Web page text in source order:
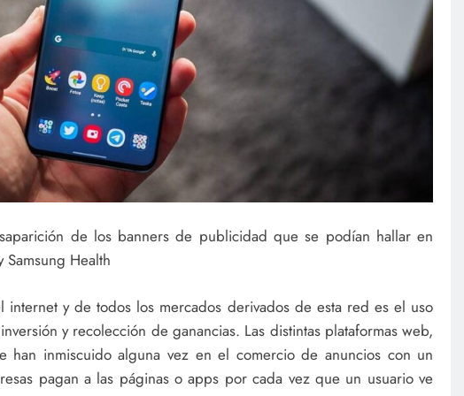
de los banners de publicidad que se podían hallar en
Samsung Health
y de todos los mercados derivados de esta red es el uso
y recolección de ganancias. Las distintas plataformas web,
han inmiscuido alguna vez en el comercio de anuncios con un
pagan a las páginas o apps por cada vez que un usuario ve